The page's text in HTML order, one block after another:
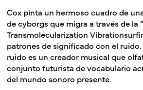
Cox pinta un hermoso cuadro de
de cyborgs que migra a través de la
Transmolecularization
patrones de significado con el
ruido es un creador musical que
conjunto futurista de vocabulario
del mundo sonoro presente.